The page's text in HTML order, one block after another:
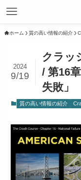
ホーム 質の高い情報の紹介
クラッ
/ 第16
失敗」
2024
9/19
質の高い情報の紹介